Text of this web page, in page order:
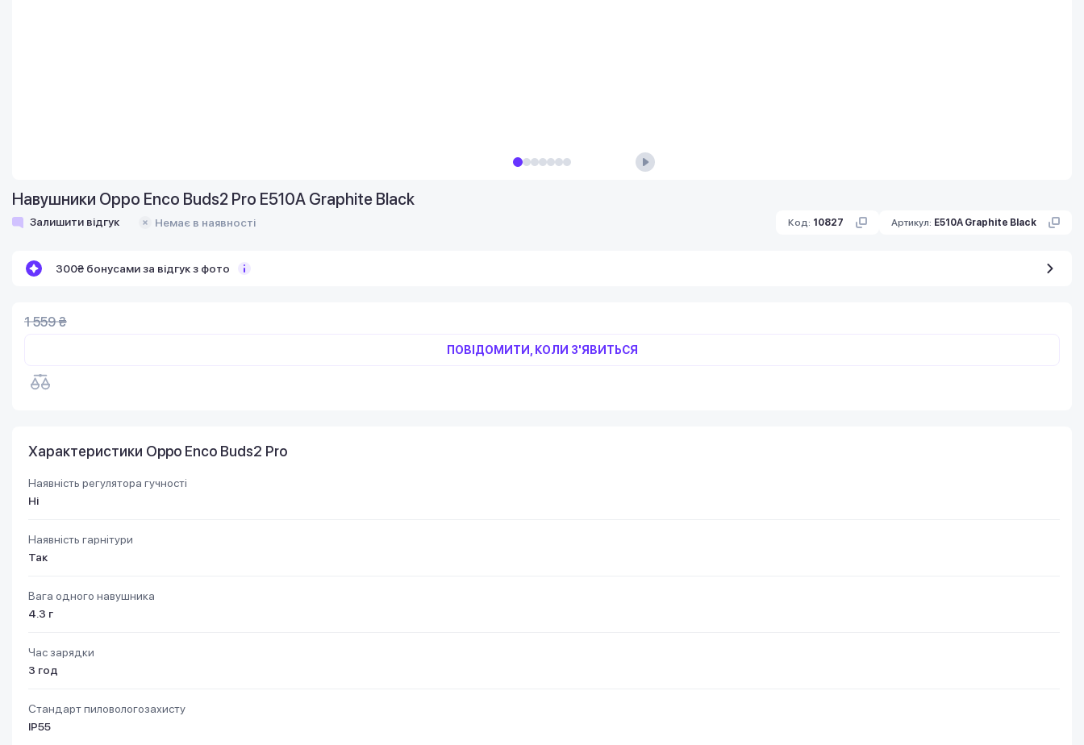
Навушники Oppo Enco Buds2 Pro E510A Graphite Black
Залишити відгук Немає в наявності Код: 10827 Артикул: E510A Graphite Black
300₴ бонусами за відгук з фото
1 559 ₴
ПОВІДОМИТИ, КОЛИ З'ЯВИТЬСЯ
Характеристики Oppo Enco Buds2 Pro
Наявність регулятора гучності
Ні
Наявність гарнітури
Так
Вага одного навушника
4.3 г
Час зарядки
3 год
Стандарт пиловологозахисту
IP55